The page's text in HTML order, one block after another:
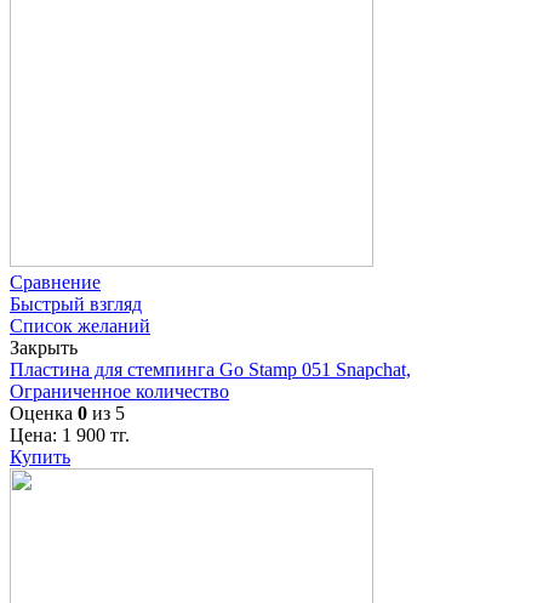
Сравнение
Быстрый взгляд
Список желаний
Закрыть
Пластина для стемпинга Go Stamp 051 Snapchat,
Ограниченное количество
Оценка 0 из 5
Цена: 1 900 тг.
Купить